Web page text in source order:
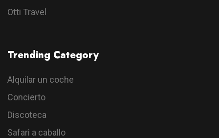
Otti Travel
Trending Category
Alquilar un coche
Concierto
Discoteca
Safari a caballo